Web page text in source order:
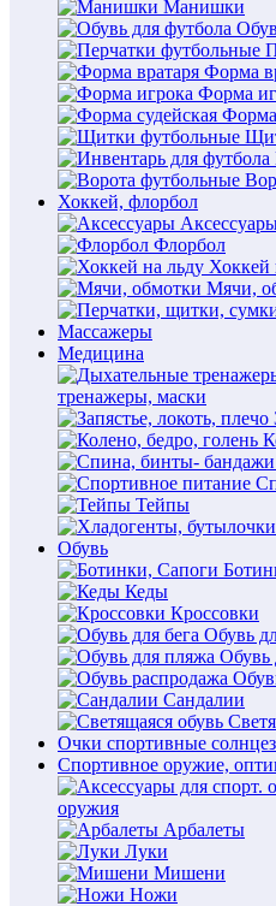
Манишки
Форма
Форма
Форма
Хоккей, флорбол
Флорбол
Хоккей
Мячи,
Массажеры
Медицина
тренажеры, маски
Тейпы
Обувь
Кеды
Кроссовки
Обувь
Обувь
Сандалии
Очки спортивные
Спортивное оружие,
оружия
Арбалеты
Луки
Мишени
Ножи